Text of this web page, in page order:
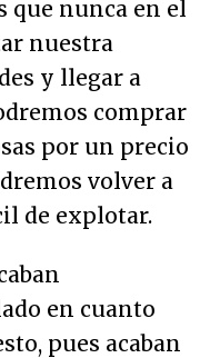
que nunca en el
nuestra
y llegar a
comprar
por un precio
volver a
de explotar.
en cuanto
pues acaban